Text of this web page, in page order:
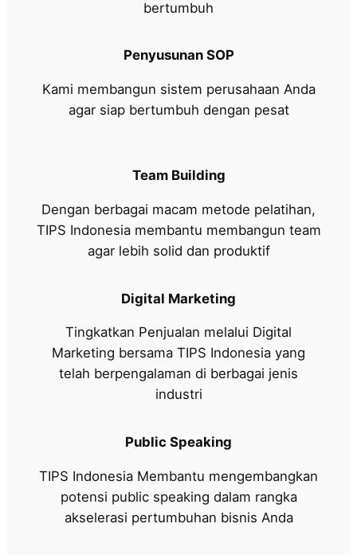
bertumbuh
Penyusunan SOP
Kami membangun sistem perusahaan Anda
agar siap bertumbuh dengan pesat
Team Building
Dengan berbagai macam metode pelatihan,
TIPS Indonesia membantu membangun team
agar lebih solid dan produktif
Digital Marketing
Tingkatkan Penjualan melalui Digital
Marketing bersama TIPS Indonesia yang
telah berpengalaman di berbagai jenis
industri
Public Speaking
TIPS Indonesia Membantu mengembangkan
potensi public speaking dalam rangka
akselerasi pertumbuhan bisnis Anda